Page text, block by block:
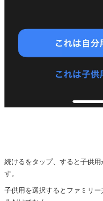
続けるをタップ、すると子供
す。
子供用を選択するとファミリ